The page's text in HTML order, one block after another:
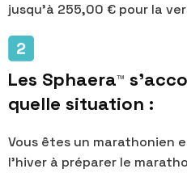
jusqu'à 255,00 € pour la
Les Sphaera™
quelle situation :
Vous êtes un marathonien
l'hiver à préparer le